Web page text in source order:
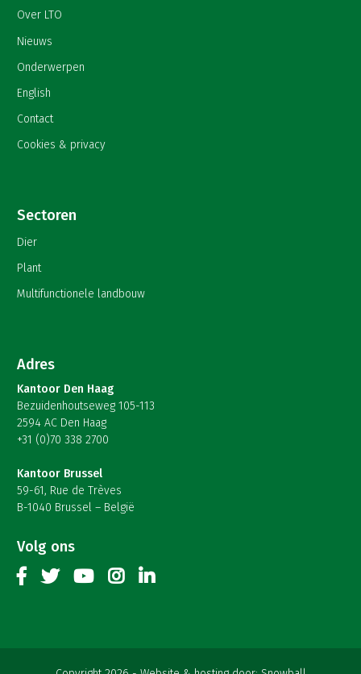
Over LTO
Nieuws
Onderwerpen
English
Contact
Cookies & privacy
Sectoren
Dier
Plant
Multifunctionele landbouw
Adres
Kantoor Den Haag
Bezuidenhoutseweg 105-113
2594 AC Den Haag
+31 (0)70 338 2700
Kantoor Brussel
59-61, Rue de Trèves
B-1040 Brussel – België
Volg ons